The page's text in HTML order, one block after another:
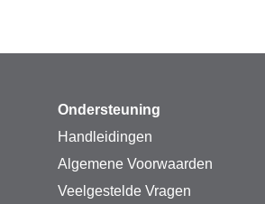
Ondersteuning
Handleidingen
Algemene Voorwaarden
Veelgestelde Vragen